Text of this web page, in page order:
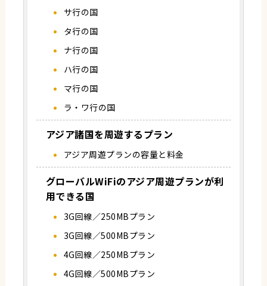
サ行の国
タ行の国
ナ行の国
ハ行の国
マ行の国
ラ・ワ行の国
アジア諸国を周遊するプラン
アジア周遊プランの容量と料金
グローバルWiFiのアジア周遊プランが利
用できる国
3G回線／250MBプラン
3G回線／500MBプラン
4G回線／250MBプラン
4G回線／500MBプラン